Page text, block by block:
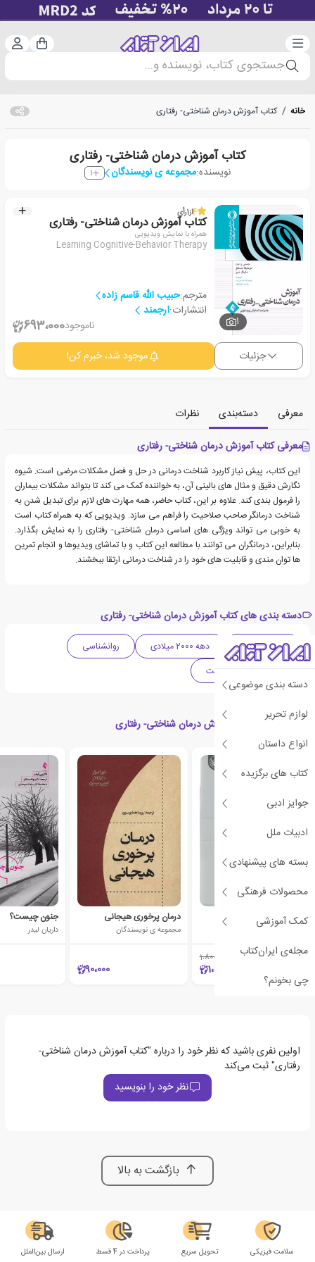
دسته‌بندی سبد
جستجوی کتاب، نویسنده و...
دسته بندی موضوعی
لوازم تحریر
انواع داستان
کتاب های برگزیده
جوایز ادبی
ادبیات ملل
بسته های پیشنهادی
محصولات فرهنگی
کمک آموزشی
مجله‌ی ایران‌کتاب
چی بخونم؟
خانه / کتاب آموزش درمان شناختی- رفتاری
کتاب آموزش درمان شناختی- رفتاری
نویسنده:مجموعه ی نویسندگان 1
1
4از1رأی
کتاب آموزش درمان شناختی- رفتاری
همراه با نمایش ویدیویی
Learning Cognitive-Behavior Therapy
مترجم:حبیب الله قاسم زاده
انتشارات:ارجمند
ناموجود693،000
جزئیات موجود شد، خبرم کن!
معرفی دسته‌بندی
نظرات
معرفی کتاب آموزش درمان شناختی- رفتاری
این کتاب، پیش نیاز کاربرد شناخت درمانی در حل و فصل مشکلات مرضی است. شیوه
نگارش دقیق و مثال های بالینی آن، به خواننده کمک می کند تا بتواند مشکلات بیماران
را فرمول بندی کند. علاوه بر این، کتاب حاضر، همه مهارت های لازم برای تبدیل شدن به
شناخت درمانگر صاحب صلاحیت را فراهم می سازد. ویدیویی که به همراه کتاب است
به خوبی می تواند ویژگی های اساسی درمان شناختی- رفتاری را به نمایش بگذارد.
بنابراین، درمانگران می توانند با مطالعه این کتاب و با تماشای ویدیوها و انجام تمرین
ها توان مندی و قابلیت های خود را در شناخت درمانی ارتقا ببخشند.
دسته بندی های کتاب آموزش درمان شناختی- رفتاری
ادبیات آمریکا دهه 2000 میلادی
روانشناسی
پزشکی
سلامت
کتاب های مرتبط با آموزش درمان شناختی- رفتاری
مجموعه اختلالات روانی
مجموعه ی نویسندگان
٪15 1،800،000
1،530،000
درمان پرخوری هیجانی
مجموعه ی نویسندگان
90،000
جنون چیست؟
داریان لیدر
اولین نفری باشید که نظر خود را درباره "کتاب آموزش درمان شناختی-
رفتاری" ثبت می‌کند
نظر خود را بنویسید
بازگشت به بالا
سلامت فیزیکی تحویل سریع پرداخت در 4 قسط ارسال بین‌الملل